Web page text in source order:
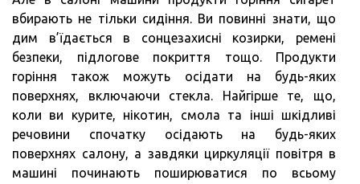
вбирають не тільки сидіння. Ви повинні знати, що
дим в’їдається в сонцезахисні козирки, ремені
безпеки, підлогове покриття тощо. Продукти
горіння також можуть осідати на будь-яких
поверхнях, включаючи стекла. Найгірше те, що,
коли ви курите, нікотин, смола та інші шкідливі
речовини спочатку осідають на будь-яких
поверхнях салону, а завдяки циркуляції повітря в
машині починають поширюватися по всьому